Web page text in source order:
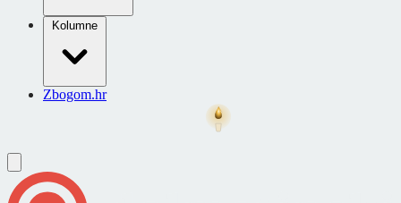
Kolumne
Zbogom.hr